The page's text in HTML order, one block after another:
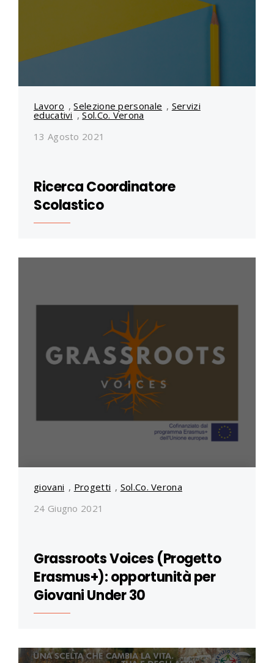
Lavoro ,Selezione personale , Servizi
educativi ,Sol.Co. Verona
13 Agosto 2021
Ricerca Coordinatore
Scolastico
giovani , Progetti , Sol.Co. Verona
24 Giugno 2021
Grassroots Voices (Progetto
Erasmus+): opportunità per
Giovani Under 30